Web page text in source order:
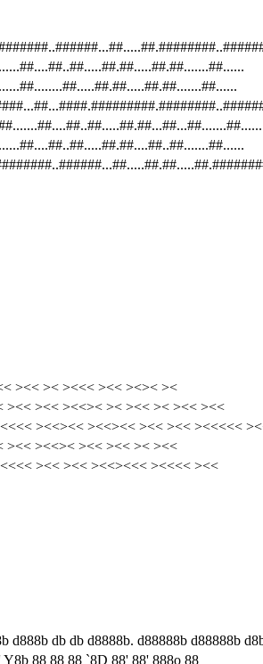
><< >< ><<< ><< ><>< ><
><< ><< ><<>< >< ><< >< ><< ><<
><<><< ><<><< ><< ><< ><<<<<
><< ><<>< ><< ><< >< ><<
><< ><< ><<><<< ><<<< ><<
d888b db db d8888b. d88888b d88888b
88 88 88 `8D 88' 88' 888o 88